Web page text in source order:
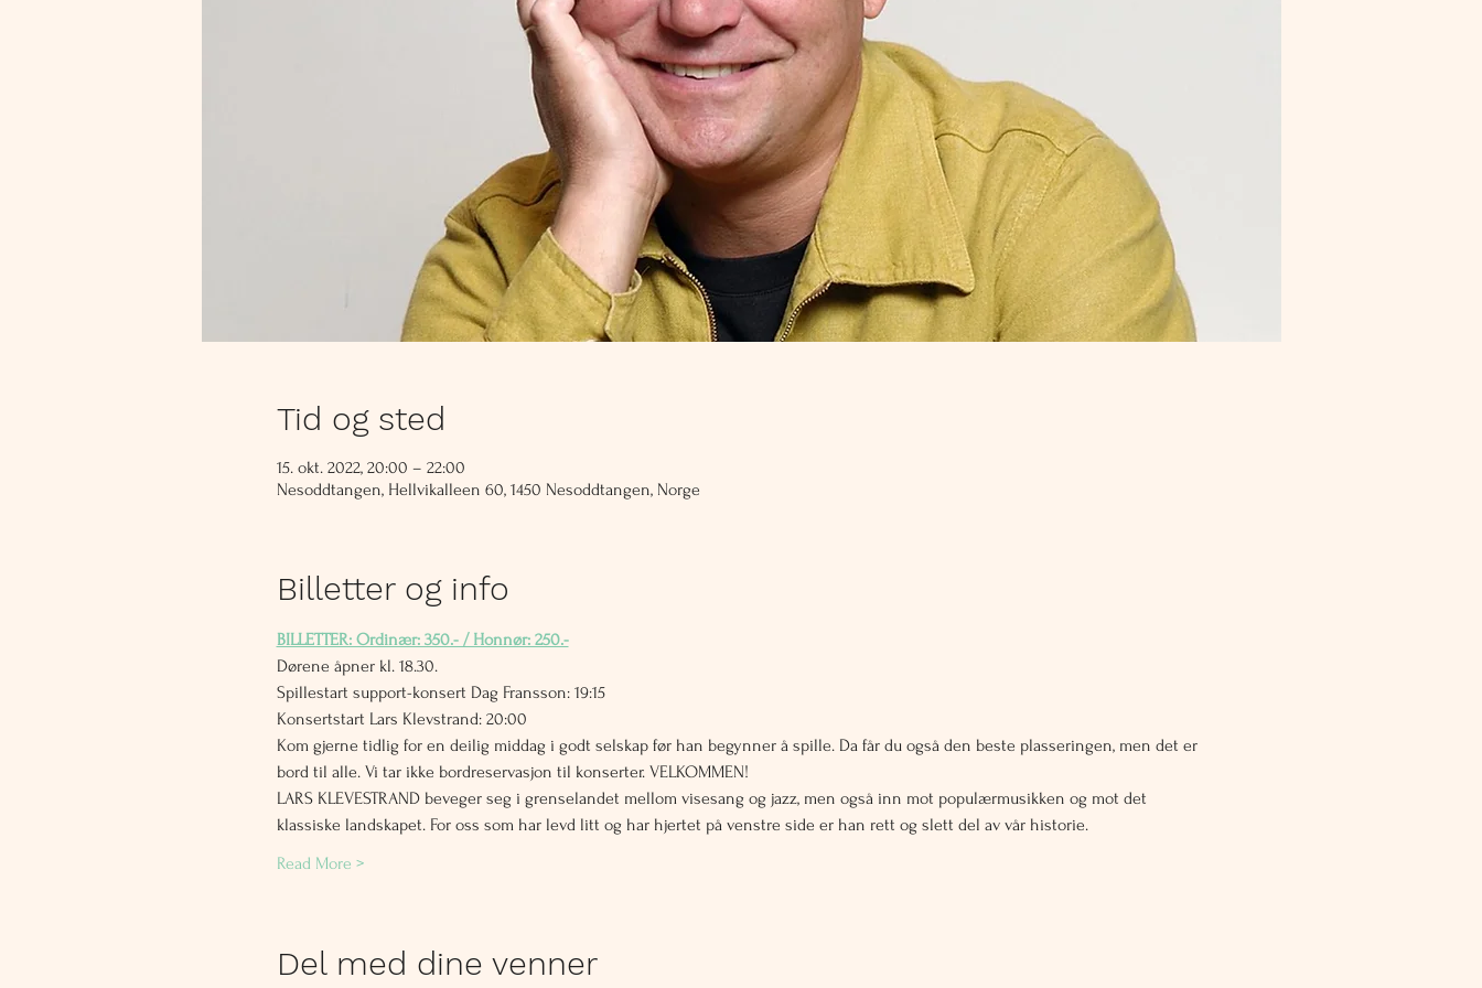
Tid og sted
15. okt. 2022, 20:00 – 22:00
Nesoddtangen, Hellvikalleen 60, 1450 Nesoddtangen, Norge
Billetter og info
BILLETTER: Ordinær: 350.- / Honnør: 250.-
Dørene åpner kl. 18.30.
Spillestart support-konsert Dag Fransson: 19:15
Konsertstart Lars Klevstrand: 20:00
Kom gjerne tidlig for en deilig middag i godt selskap før han begynner å spille. Da får du også den beste plasseringen, men det er
bord til alle. Vi tar ikke bordreservasjon til konserter. VELKOMMEN!
LARS KLEVESTRAND beveger seg i grenselandet mellom visesang og jazz, men også inn mot populærmusikken og mot det
klassiske landskapet. For oss som har levd litt og har hjertet på venstre side er han rett og slett del av vår historie.
Read More >
Del med dine venner